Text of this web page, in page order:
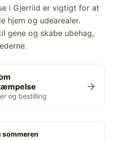
i Gjerrild er vigtigt for at
hjem og udearealer.
gene og skabe ubehag,
og bestilling
arrow_forward
sommeren